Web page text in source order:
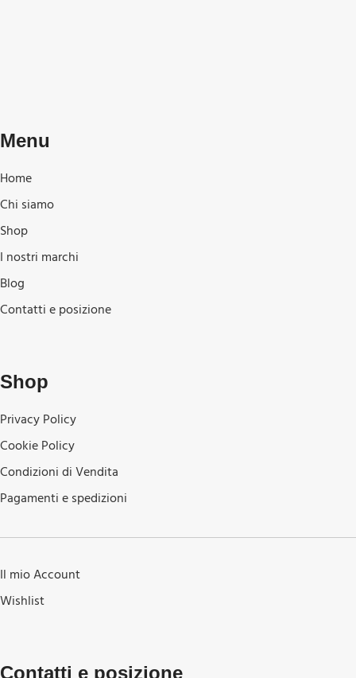
Menu
Home
Chi siamo
Shop
I nostri marchi
Blog
Contatti e posizione
Shop
Privacy Policy
Cookie Policy
Condizioni di Vendita
Pagamenti e spedizioni
Il mio Account
Wishlist
Contatti e posizione